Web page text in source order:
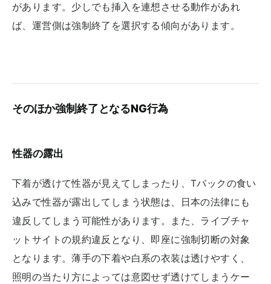
があります。少しでも挿入を連想させる動作があれ
ば、運営側は強制終了を選択する傾向があります。
そのほか強制終了となるNG行為
性器の露出
下着が透けて性器が見えてしまったり、Tバックの食い
込みで性器が露出してしまう状態は、日本の法律にも
違反してしまう可能性があります。また、ライブチャ
ットサイトの規約違反となり、即座に強制切断の対象
となります。薄手の下着や白系の衣装は透けやすく、
照明の当たり方によっては意図せず透けてしまうケー